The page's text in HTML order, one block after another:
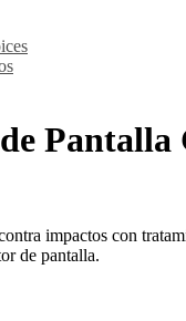
Pantalla
impactos con
de pantalla.